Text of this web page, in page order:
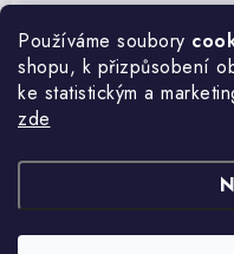
Používáme soubory
shopu, k přizpůsobení
ke statistickým a
zde
Z
O nákupu
Doprava a platba
Inspirace
Informace pro Vás
Pomůžeme Vám s VÝBĚREM